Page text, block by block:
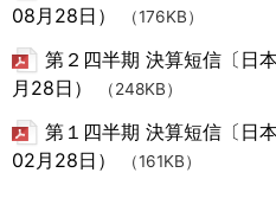
08月28日）
（176KB）
第２四半期 決算短信〔日
月28日）
（248KB）
第１四半期 決算短信〔日
02月28日）
（161KB）